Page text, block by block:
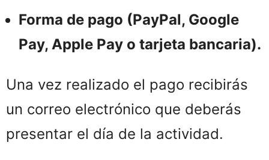
Forma de pago (PayPal, Google
Pay, Apple Pay o tarjeta bancaria).
Una vez realizado el pago recibirás
un correo electrónico que deberás
presentar el día de la actividad.